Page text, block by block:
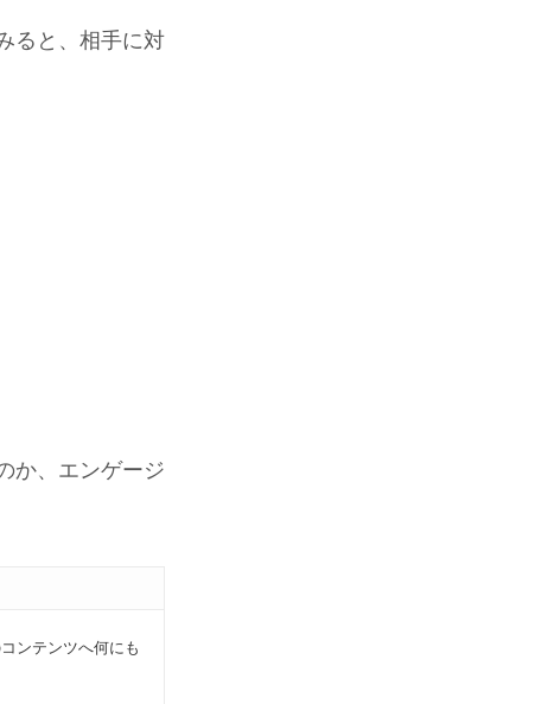
ると、相手に対
か、エンゲージ
ンテンツへ何にも